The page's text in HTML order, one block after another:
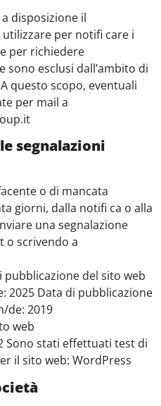
disposizione il
per notifi care i
per richiedere
esclusi dall’ambito di
questo scopo, eventuali
per mail a
segnalazioni
o di mancata
giorni, dalla notifi ca o alla
una segnalazione
o scrivendo a
del sito web
2025 Data di pubblicazione
de: 2019
web
Sono stati effettuati test di
il sito web: WordPress